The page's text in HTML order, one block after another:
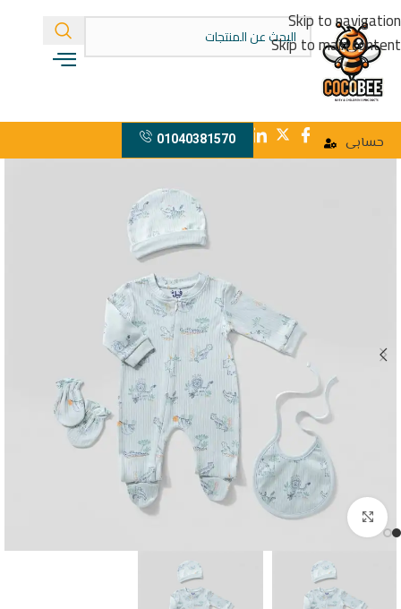
Skip to navigation
Skip to main content
حسابى 01040381570
اضغط للتكبير